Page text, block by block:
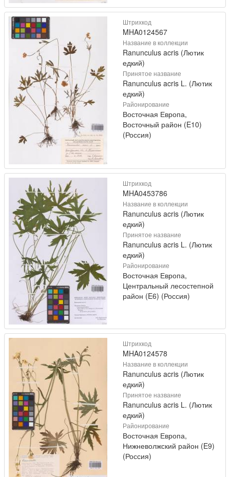
Штрихкод
MHA0124567
Название в коллекции
Ranunculus acris (Лютик
едкий)
Принятое название
Ranunculus acris L. (Лютик
едкий)
Районирование
Восточная Европа,
Восточный район (E10)
(Россия)
Штрихкод
MHA0453786
Название в коллекции
Ranunculus acris (Лютик
едкий)
Принятое название
Ranunculus acris L. (Лютик
едкий)
Районирование
Восточная Европа,
Центральный лесостепной
район (E6) (Россия)
Штрихкод
MHA0124578
Название в коллекции
Ranunculus acris (Лютик
едкий)
Принятое название
Ranunculus acris L. (Лютик
едкий)
Районирование
Восточная Европа,
Нижневолжский район (E9)
(Россия)